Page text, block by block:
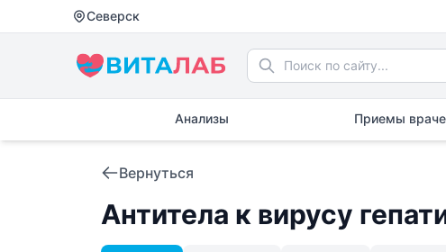
Северск
Анализы Приемы
Вернуться
Антитела к вирусу